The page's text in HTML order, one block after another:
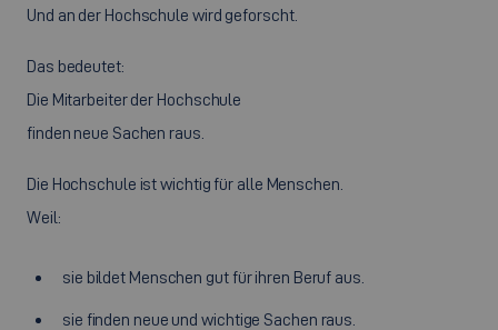
Und an der Hochschule wird geforscht.
Das bedeutet:
Die Mitarbeiter der Hochschule
finden neue Sachen raus.
Die Hochschule ist wichtig für alle Menschen.
Weil:
sie bildet Menschen gut für ihren Beruf aus.
sie finden neue und wichtige Sachen raus.